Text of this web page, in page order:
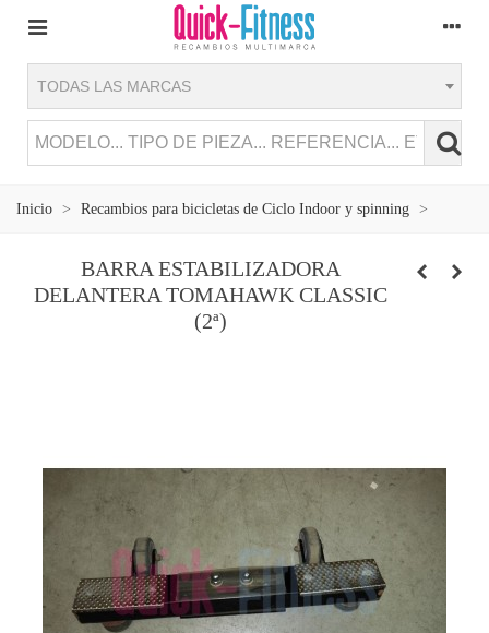
TODAS LAS MARCAS
Inicio > Recambios para bicicletas de Ciclo Indoor y spinning >
BARRA ESTABILIZADORA
DELANTERA TOMAHAWK CLASSIC
(2ª)